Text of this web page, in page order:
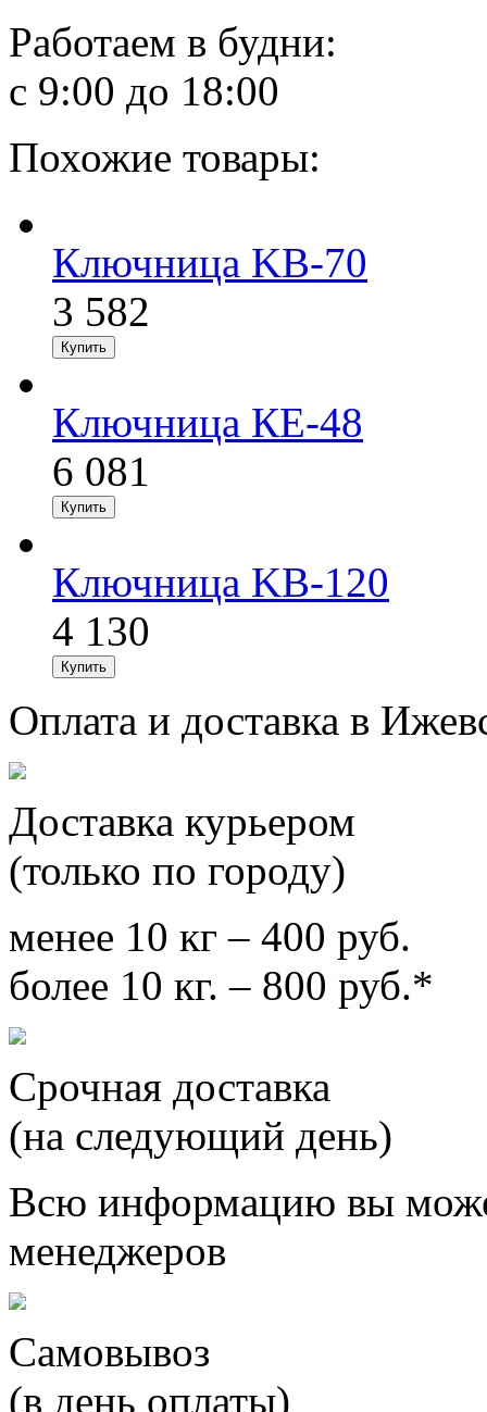
Работаем в будни:
с 9:00 до 18:00
Похожие товары:
Ключница KB-70
3 582
Ключница КE-48
6 081
Ключница KB-120
4 130
Оплата и доставка в
Доставка курьером
(только по городу)
менее 10 кг – 400 руб.
более 10 кг. – 800 руб.*
Срочная доставка
(на следующий день)
Всю информацию вы
менеджеров
Самовывоз
(в день оплаты)